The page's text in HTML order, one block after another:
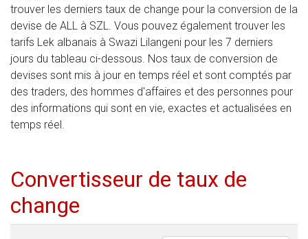
trouver les derniers taux de change pour la conversion de la
devise de ALL à SZL. Vous pouvez également trouver les
tarifs Lek albanais à Swazi Lilangeni pour les 7 derniers
jours du tableau ci-dessous. Nos taux de conversion de
devises sont mis à jour en temps réel et sont comptés par
des traders, des hommes d'affaires et des personnes pour
des informations qui sont en vie, exactes et actualisées en
temps réel.
Convertisseur de taux de
change